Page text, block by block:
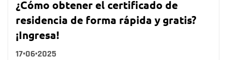
¿Cómo obtener el certificado de
residencia de forma rápida y gratis?
¡Ingresa!
17•06•2025